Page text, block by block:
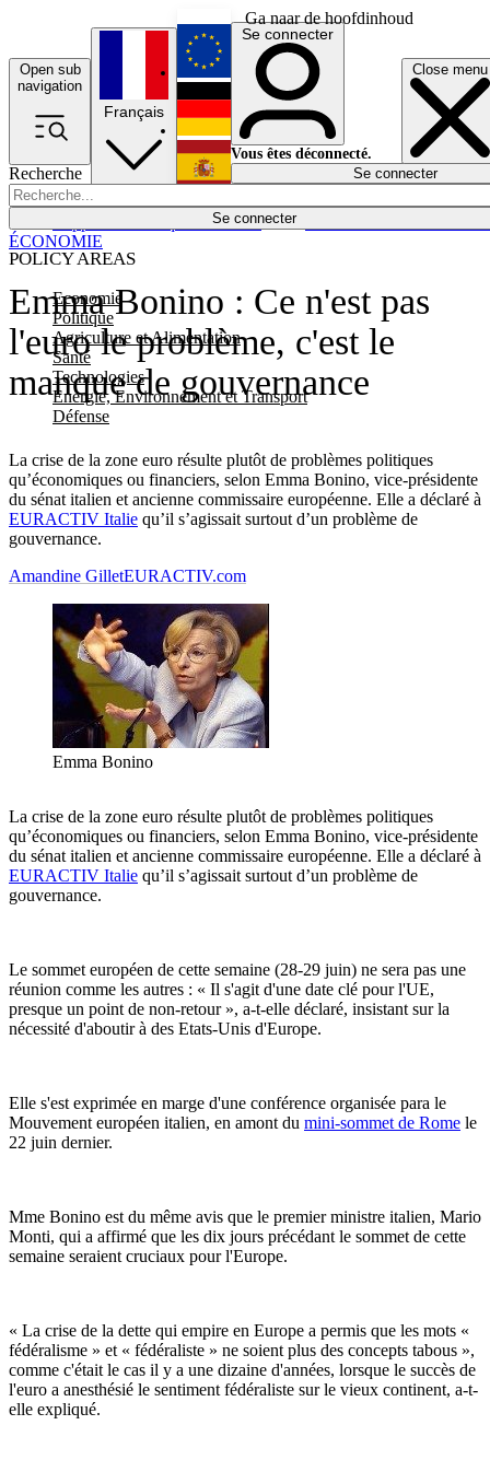
Ga naar de hoofdinhoud
Open sub
navigation
Close menu
Recherche
Se connecter
POLICY AREAS
Economie
Politique
Agriculture et Alimentation
Santé
Technologies
Energie, Environnement et Transport
Défense
Économie
Français
English
Deutsch
Español
Se connecter
Vous êtes déconnecté.
Se connecter
Emma Bonino : Ce n'est pas
l'euro le problème, c'est le
manque de gouvernance
La crise de la zone euro résulte plutôt de problèmes politiques
qu’économiques ou financiers, selon Emma Bonino, vice-présidente
du sénat italien et ancienne commissaire européenne. Elle a déclaré à
EURACTIV Italie qu’il s’agissait surtout d’un problème de
gouvernance.
ÉCONOMIE
Amandine GilletEURACTIV.com
Emma Bonino
La crise de la zone euro résulte plutôt de problèmes politiques
qu’économiques ou financiers, selon Emma Bonino, vice-présidente
du sénat italien et ancienne commissaire européenne. Elle a déclaré à
EURACTIV Italie qu’il s’agissait surtout d’un problème de
gouvernance.
Le sommet européen de cette semaine (28-29 juin) ne sera pas une
réunion comme les autres : « Il s'agit d'une date clé pour l'UE,
presque un point de non-retour », a-t-elle déclaré, insistant sur la
nécessité d'aboutir à des Etats-Unis d'Europe.
Elle s'est exprimée en marge d'une conférence organisée para le
Mouvement européen italien, en amont du mini-sommet de Rome le
22 juin dernier.
Mme Bonino est du même avis que le premier ministre italien, Mario
Monti, qui a affirmé que les dix jours précédant le sommet de cette
semaine seraient cruciaux pour l'Europe.
« La crise de la dette qui empire en Europe a permis que les mots «
fédéralisme » et « fédéraliste » ne soient plus des concepts tabous »,
comme c'était le cas il y a une dizaine d'années, lorsque le succès de
l'euro a anesthésié le sentiment fédéraliste sur le vieux continent, a-t-
elle expliqué.